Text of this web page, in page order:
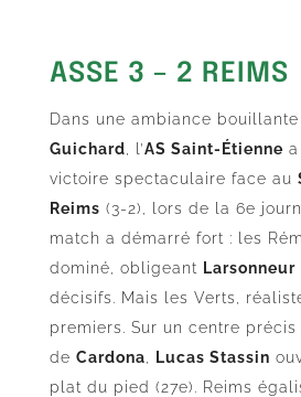
ASSE 3 – 2 REIMS
Dans une ambiance bouillante
Guichard , l’AS Saint-Étienne
victoire spectaculaire face au
Reims (3-2), lors de la 6e
match a démarré fort : les
dominé, obligeant Larsonneur
décisifs. Mais les Verts,
premiers. Sur un centre précis
de Cardona Lucas Stassin
plat du pied (27e). Reims